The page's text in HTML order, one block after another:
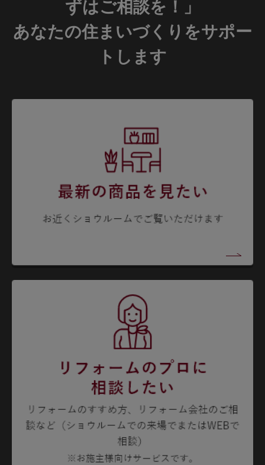
ずはご相談を！」
あなたの住まいづくりをサポー
トします